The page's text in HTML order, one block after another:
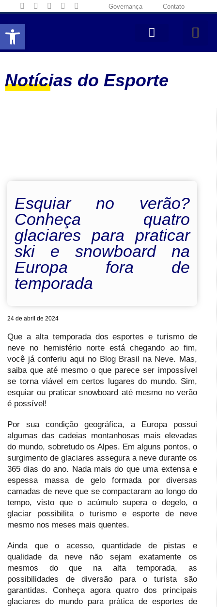
Abrir a barra de ferramentas
Governança Contato
Notícias do Esporte
Esquiar no verão?
Conheça quatro
glaciares para praticar
ski e snowboard na
Europa fora de
temporada
24 de abril de 2024
Que a alta temporada dos esportes e turismo de
neve no hemisfério norte está chegando ao fim,
você já conferiu aqui no Blog Brasil na Neve. Mas,
saiba que até mesmo o que parece ser impossível
se torna viável em certos lugares do mundo. Sim,
esquiar ou praticar snowboard até mesmo no verão
é possível!
Por sua condição geográfica, a Europa possui
algumas das cadeias montanhosas mais elevadas
do mundo, sobretudo os Alpes. Em alguns pontos, o
surgimento de glaciares assegura a neve durante os
365 dias do ano. Nada mais do que uma extensa e
espessa massa de gelo formada por diversas
camadas de neve que se compactaram ao longo do
tempo, visto que o acúmulo supera o degelo, o
glaciar possibilita o turismo e esporte de neve
mesmo nos meses mais quentes.
Ainda que o acesso, quantidade de pistas e
qualidade da neve não sejam exatamente os
mesmos do que na alta temporada, as
possibilidades de diversão para o turista são
garantidas. Conheça agora quatro dos principais
glaciares do mundo para prática de esportes de